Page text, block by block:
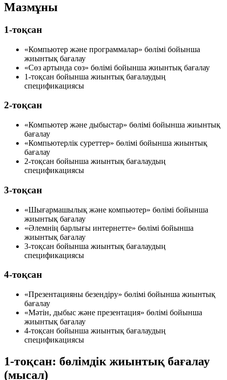
Мазмұны
1-тоқсан
«Компьютер және программалар» бөлімі бойынша
жиынтық бағалау
«Сөз артында сөз» бөлімі бойынша жиынтық бағалау
1-тоқсан бойынша жиынтық бағалаудың
спецификациясы
2-тоқсан
«Компьютер және дыбыстар» бөлімі бойынша жиынтық
бағалау
«Компьютерлік суреттер» бөлімі бойынша жиынтық
бағалау
2-тоқсан бойынша жиынтық бағалаудың
спецификациясы
3-тоқсан
«Шығармашылық және компьютер» бөлімі бойынша
жиынтық бағалау
«Әлемнің барлығы интернетте» бөлімі бойынша
жиынтық бағалау
3-тоқсан бойынша жиынтық бағалаудың
спецификациясы
4-тоқсан
«Презентацияны безендіру» бөлімі бойынша жиынтық
бағалау
«Мәтін, дыбыс және презентация» бөлімі бойынша
жиынтық бағалау
4-тоқсан бойынша жиынтық бағалаудың
спецификациясы
1-тоқсан: бөлімдік жиынтық бағалау
(мысал)